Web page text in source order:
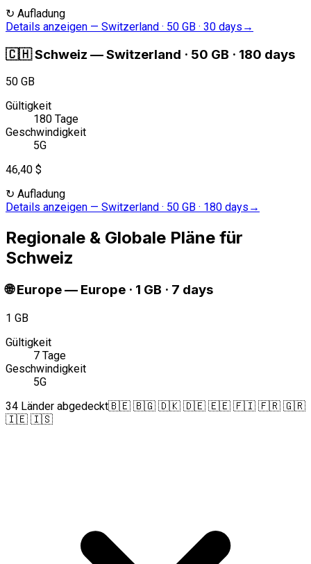
↻ Aufladung
Details anzeigen — Switzerland · 50 GB · 30 days →
🇨🇭Schweiz —Switzerland · 50 GB · 180 days
50 GB
Gültigkeit
180 Tage
Geschwindigkeit
5G
46,40 $
↻ Aufladung
Details anzeigen — Switzerland · 50 GB · 180 days →
Regionale & Globale Pläne für
Schweiz
🌐 Europe— Europe · 1 GB · 7 days
1 GB
Gültigkeit
7 Tage
Geschwindigkeit
5G
34 Länder abgedeckt🇧🇪 🇧🇬 🇩🇰 🇩🇪 🇪🇪 🇫🇮 🇫🇷 🇬🇷
🇮🇪 🇮🇸